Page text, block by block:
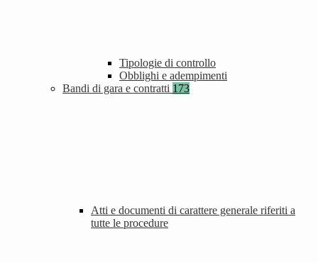
Tipologie di controllo
Obblighi e adempimenti
Bandi di gara e contratti 173
Atti e documenti di carattere generale riferiti a
tutte le procedure